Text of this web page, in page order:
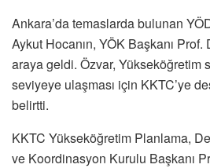
Ankara’da temaslarda bulunan
Aykut Hocanın, YÖK Başkanı
araya geldi. Özvar, Yükseköğretim
seviyeye ulaşması için KKTC’ye
belirtti.
KKTC Yükseköğretim Planlama,
ve Koordinasyon Kurulu Başkanı